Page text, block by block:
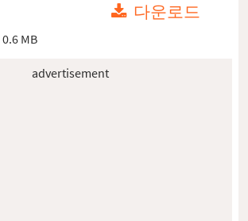
다운로드
0.6 MB
advertisement